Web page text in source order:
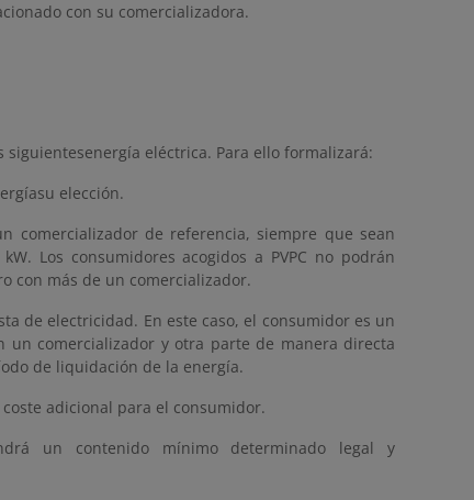
con su comercializadora.
eléctrica. Para ello formalizará:
elección.
comercializador de referencia, siempre que sean
Los consumidores acogidos a PVPC no podrán
con más de un comercializador.
de electricidad. En este caso, el consumidor es un
un comercializador y otra parte de manera directa
de liquidación de la energía.
adicional para el consumidor.
un contenido mínimo determinado legal y